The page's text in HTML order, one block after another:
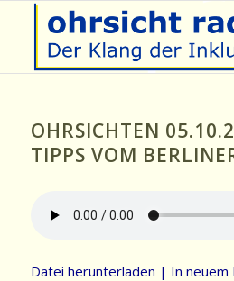
OHRSICHTEN
TIPPS VOM
Datei herunterladen | In neuem